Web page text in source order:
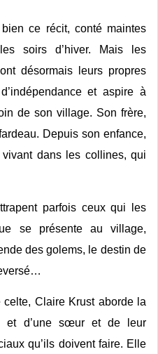
ce récit, conté maintes
soirs d’hiver. Mais les
désormais leurs propres
et aspire à
de son village. Son frère,
Depuis son enfance,
dans les collines, qui
parfois ceux qui les
se présente au village,
des golems, le destin de
celte, Claire Krust aborde la
et d’une sœur et de leur
qu’ils doivent faire. Elle